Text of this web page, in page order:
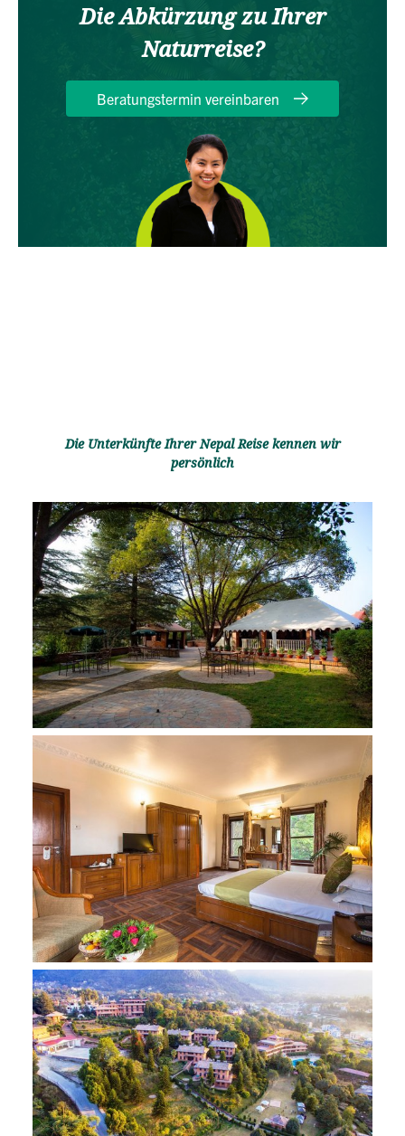
Die Abkürzung zu Ihrer
Naturreise?
Beratungstermin vereinbaren
Die Unterkünfte Ihrer Nepal Reise kennen wir
persönlich